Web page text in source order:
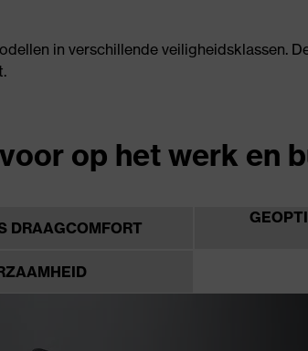
in verschillende veiligheidsklassen.
op het werk en
DRAAGCOMFORT